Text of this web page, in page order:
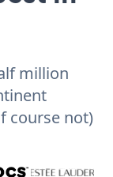
million
course not)